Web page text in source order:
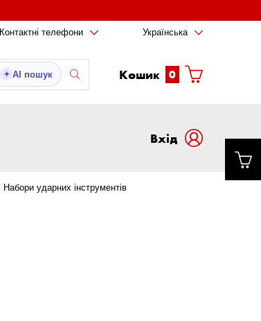
Контактні телефони Українська
✦ AI пошук Кошик 0
Вxід
Набори ударних інструментів